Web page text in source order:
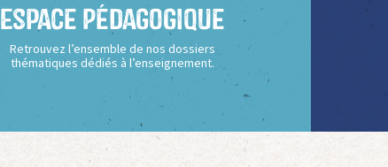
Espace Pédagogique
Retrouvez l’ensemble de nos dossiers
thématiques dédiés à l’enseignement.